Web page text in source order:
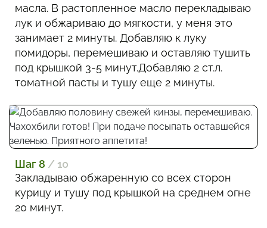
масла. В растопленное масло перекладываю
лук и обжариваю до мягкости, у меня это
занимает 2 минуты. Добавляю к луку
помидоры, перемешиваю и оставляю тушить
под крышкой 3-5 минут.Добавляю 2 ст.л.
томатной пасты и тушу еще 2 минуты.
Шаг 8 / 10
Закладываю обжаренную со всех сторон
курицу и тушу под крышкой на среднем огне
20 минут.